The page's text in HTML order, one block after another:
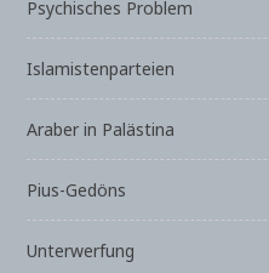
Psychisches Problem
Islamistenparteien
Araber in Palästina
Pius-Gedöns
Unterwerfung